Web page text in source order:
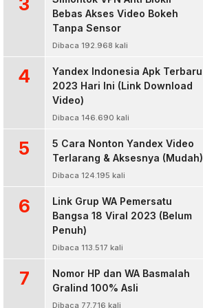
Bebas Akses Video Bokeh
Tanpa Sensor
Dibaca 192.968 kali
4
Yandex Indonesia Apk Terbaru
2023 Hari Ini (Link Download
Video)
Dibaca 146.690 kali
5
5 Cara Nonton Yandex Video
Terlarang & Aksesnya (Mudah)
Dibaca 124.195 kali
6
Link Grup WA Pemersatu
Bangsa 18 Viral 2023 (Belum
Penuh)
Dibaca 113.517 kali
7
Nomor HP dan WA Basmalah
Gralind 100% Asli
Dibaca 77.716 kali